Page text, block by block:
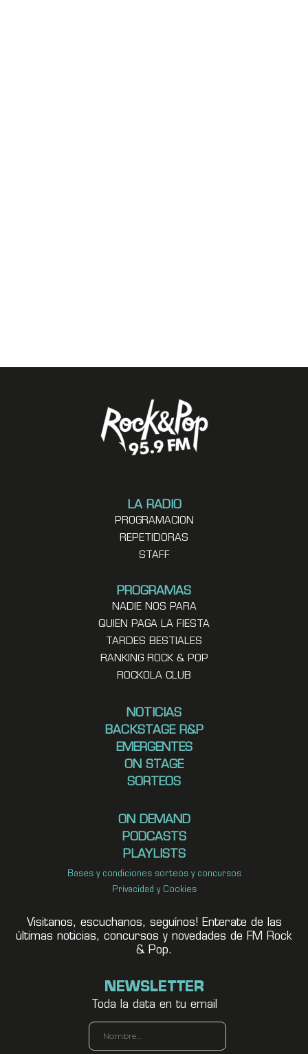
LA RADIO
PROGRAMACION
REPETIDORAS
STAFF
PROGRAMAS
NADIE NOS PARA
QUIEN PAGA LA FIESTA
TARDES BESTIALES
RANKING ROCK & POP
ROCKOLA CLUB
NOTICIAS
BACKSTAGE R&P
EMERGENTES
ON STAGE
SORTEOS
ON DEMAND
PODCASTS
PLAYLISTS
Bases y condiciones sorteos y concursos
Privacidad y Cookies
Visitanos, escuchanos, seguínos! Enterate de las
últimas noticias, concursos y novedades de FM Rock
& Pop.
NEWSLETTER
Toda la data en tu email